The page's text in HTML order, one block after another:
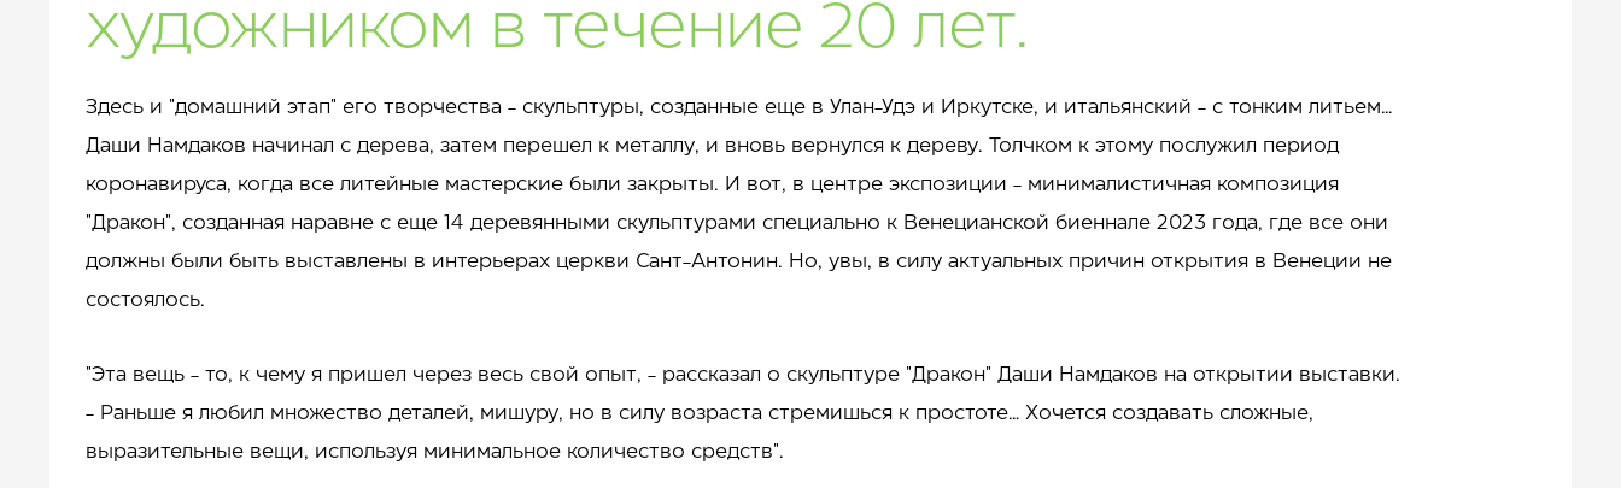
художником в течение 20 лет.
Здесь и "домашний этап" его творчества - скульптуры, созданные еще в Улан-Удэ и Иркутске, и итальянский - с тонким литьем…
Даши Намдаков начинал с дерева, затем перешел к металлу, и вновь вернулся к дереву. Толчком к этому послужил период
коронавируса, когда все литейные мастерские были закрыты. И вот, в центре экспозиции - минималистичная композиция
"Дракон", созданная наравне с еще 14 деревянными скульптурами специально к Венецианской биеннале 2023 года, где все они
должны были быть выставлены в интерьерах церкви Сант-Антонин. Но, увы, в силу актуальных причин открытия в Венеции не
состоялось.
"Эта вещь - то, к чему я пришел через весь свой опыт, - рассказал о скульптуре "Дракон" Даши Намдаков на открытии выставки.
- Раньше я любил множество деталей, мишуру, но в силу возраста стремишься к простоте… Хочется создавать сложные,
выразительные вещи, используя минимальное количество средств".